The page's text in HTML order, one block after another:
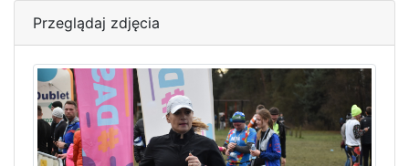
Przeglądaj zdjęcia